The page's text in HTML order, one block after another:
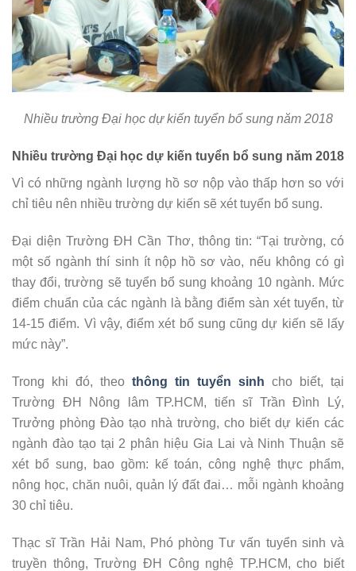
Nhiều trường Đại học dự kiến tuyển bổ sung năm 2018
Nhiều trường Đại học dự kiến tuyển bổ sung năm 2018
Vì có những ngành lượng hồ sơ nộp vào thấp hơn so với
chỉ tiêu nên nhiều trường dự kiến sẽ xét tuyển bổ sung.
Đại diện Trường ĐH Cần Thơ, thông tin: “Tại trường, có
một số ngành thí sinh ít nộp hồ sơ vào, nếu không có gì
thay đổi, trường sẽ tuyển bổ sung khoảng 10 ngành. Mức
điểm chuẩn của các ngành là bằng điểm sàn xét tuyển, từ
14-15 điểm. Vì vậy, điểm xét bổ sung cũng dự kiến sẽ lấy
mức này”.
Trong khi đó, theo thông tin tuyển sinh cho biết, tại
Trường ĐH Nông lâm TP.HCM, tiến sĩ Trần Đình Lý,
Trưởng phòng Đào tạo nhà trường, cho biết dự kiến các
ngành đào tạo tại 2 phân hiệu Gia Lai và Ninh Thuận sẽ
xét bổ sung, bao gồm: kế toán, công nghệ thực phẩm,
nông học, chăn nuôi, quản lý đất đai… mỗi ngành khoảng
30 chỉ tiêu.
Thạc sĩ Trần Hải Nam, Phó phòng Tư vấn tuyển sinh và
truyền thông, Trường ĐH Công nghệ TP.HCM, cho biết